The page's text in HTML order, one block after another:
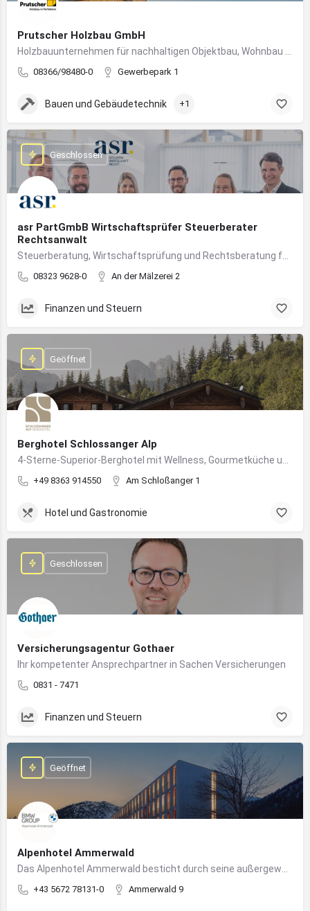
Prutscher Holzbau GmbH
08366/98480-0 Gewerbepark 1
Bauen und Gebäudetechnik +1
asr PartGmbB Wirtschaftsprüfer Steuerberater
Rechtsanwalt
08323 9628-0 An der Mälzerei 2
Geschlossen
Finanzen und Steuern
Berghotel Schlossanger Alp
+49 8363 914550 Am Schloßanger 1
Geöffnet
Hotel und Gastronomie
Versicherungsagentur Gothaer
Ihr kompetenter Ansprechpartner in Sachen Versicherungen
0831 - 7471
Geschlossen
Finanzen und Steuern
Alpenhotel Ammerwald
+43 5672 78131-0 Ammerwald 9
Geöffnet